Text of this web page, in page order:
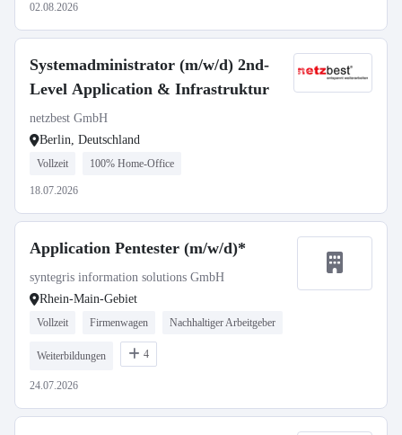
02.08.2026
Systemadministrator (m/w/d) 2nd-
Level Application & Infrastruktur
netzbest GmbH
Berlin, Deutschland
Vollzeit 100% Home-Office
18.07.2026
Application Pentester (m/w/d)*
syntegris information solutions GmbH
Rhein-Main-Gebiet
Vollzeit Firmenwagen Nachhaltiger Arbeitgeber
Weiterbildungen 4
24.07.2026